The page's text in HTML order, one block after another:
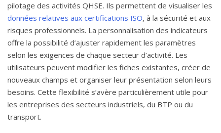
pilotage des activités QHSE. Ils permettent de visualiser les
données relatives aux certifications ISO, à la sécurité et aux
risques professionnels. La personnalisation des indicateurs
offre la possibilité d’ajuster rapidement les paramètres
selon les exigences de chaque secteur d’activité. Les
utilisateurs peuvent modifier les fiches existantes, créer de
nouveaux champs et organiser leur présentation selon leurs
besoins. Cette flexibilité s’avère particulièrement utile pour
les entreprises des secteurs industriels, du BTP ou du
transport.